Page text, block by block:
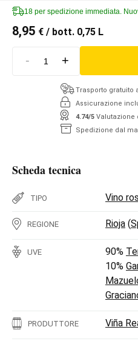
18 per spedizione immediata.
8,95 € / bott. 0,75 L
- +
Trasporto gratuito
Assicurazione
4.74/5 Valutazione
Spedizione dal
Scheda tecnica
TIPO Vino
REGIONE Rioja (
UVE 90%
10%
PRODUTTORE Viña